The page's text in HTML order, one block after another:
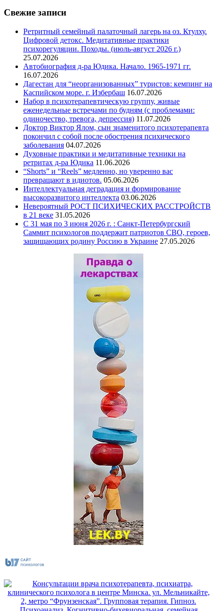
Свежие записи
Ретритный семейный палаточный лагерь на оз. Ктулху.
Цифровой детокс. Медитативные практики
психорегуляции. Походы. (июль-август 2026 г.)
25.07.2026
Автобиография д-ра Юдика. Начало. 1965-1971 гг.
16.07.2026
Дагестан для “неорганизованных” туристов: кемпинг на
Каспийском море. г. Избербаш 16.07.2026
Набор в психотерапевтическую группу, живые
еженедельные встречами по будням (с проблемами:
одиночество, тревога, депрессия) 11.07.2026
Доктор Виктор Ялом, сын знаменитого психотерапевта
покончил с собой после обострения психического
заболевания 04.07.2026
Духовные практики и медитативные техники на
ретритах д-ра Юдика 11.06.2026
“Shorts” и “Reels” медленно, но уверенно вас
превращают в идиотов. 05.06.2026
Интеллектуальная деградация и формирование
высокоразвитого интеллекта 03.06.2026
Невероятный РОСТ ПСИХИЧЕСКИХ РАССТРОЙСТВ
в 21 веке 31.05.2026
С 31 мая по 3 июня 2026 г. : Санкт-Петербургский
Саммит психологов поддержит патриотов СВО, героев,
защищающих родину Россию в Украине 27.05.2026